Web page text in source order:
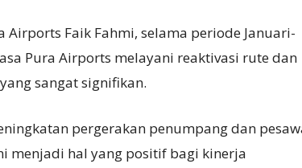
Faik Fahmi, selama periode Januari-
Pura Airports melayani reaktivasi rute dan
sangat signifikan.
pergerakan penumpang dan
menjadi hal yang positif bagi kinerja